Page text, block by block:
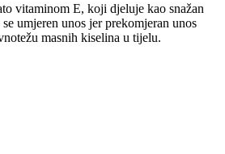
vitaminom E, koji djeluje kao snažan
umjeren unos jer prekomjeran unos
masnih kiselina u tijelu.